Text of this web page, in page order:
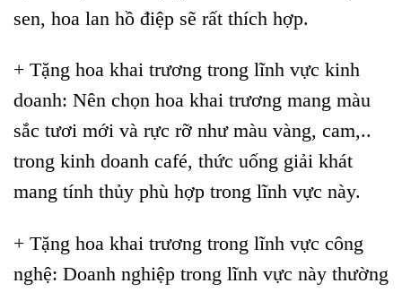
sen, hoa lan hồ điệp sẽ rất thích hợp.
+ Tặng hoa khai trương trong lĩnh vực kinh
doanh: Nên chọn hoa khai trương mang màu
sắc tươi mới và rực rỡ như màu vàng, cam,..
trong kinh doanh café, thức uống giải khát
mang tính thủy phù hợp trong lĩnh vực này.
+ Tặng hoa khai trương trong lĩnh vực công
nghệ: Doanh nghiệp trong lĩnh vực này thường